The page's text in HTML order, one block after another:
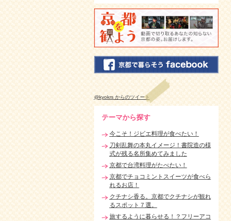
@kyokrs からのツイート
テーマから探す
今こそ！ジビエ料理が食べたい！
刀剣乱舞の本丸イメージ！書院造の様
式が残る名所集めてみました
京都で台湾料理がたべたい！
京都でチョコミントスイーツが食べら
れるお店！
クチナシ香る。京都でクチナシが観れ
るスポット７選。
旅するように暮らせる！？フリーアコ